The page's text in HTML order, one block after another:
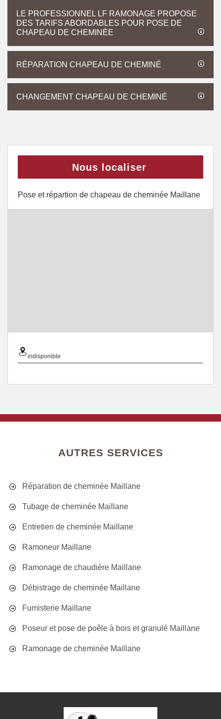
LE PROFESSIONNEL LF RAMONAGE PROPOSE
DES TARIFS ABORDABLES POUR POSE DE
CHAPEAU DE CHEMINÉE
RÉPARATION CHAPEAU DE CHEMINÉ
CHANGEMENT CHAPEAU DE CHEMINÉ
Nous localiser
Pose et répartion de chapeau de cheminée Maillane
indisponible
AUTRES SERVICES
Réparation de cheminée Maillane
Tubage de cheminée Maillane
Entretien de cheminée Maillane
Ramoneur Maillane
Ramonage de chaudière Maillane
Débistrage de cheminée Maillane
Fumisterie Maillane
Poseur et pose de poêle à bois et granulé Maillane
Ramonage de cheminée Maillane